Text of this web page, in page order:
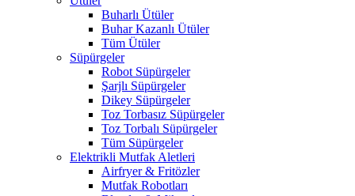
Buharlı Ütüler
Buhar Kazanlı Ütüler
Tüm Ütüler
Süpürgeler
Robot Süpürgeler
Şarjlı Süpürgeler
Dikey Süpürgeler
Toz Torbasız Süpürgeler
Toz Torbalı Süpürgeler
Tüm Süpürgeler
Elektrikli Mutfak Aletleri
Airfryer & Fritözler
Mutfak Robotları